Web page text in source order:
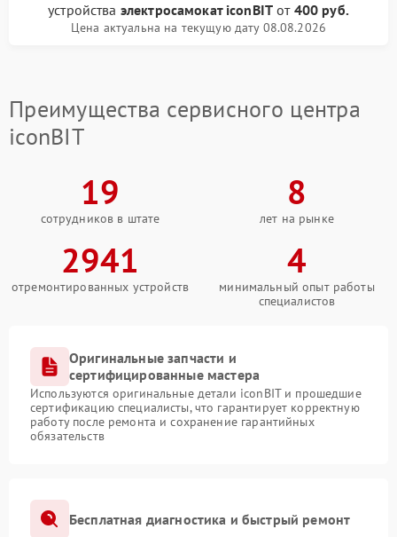
устройства электросамокат iconBIT от 400 руб.
Цена актуальна на текущую дату 08.08.2026
Преимущества сервисного центра
iconBIT
19
сотрудников в штате
8
лет на рынке
2941
отремонтированных устройств
4
минимальный опыт работы
специалистов
Оригинальные запчасти и
сертифицированные мастера
Используются оригинальные детали iconBIT и прошедшие
сертификацию специалисты, что гарантирует корректную
работу после ремонта и сохранение гарантийных
обязательств
Бесплатная диагностика и быстрый ремонт